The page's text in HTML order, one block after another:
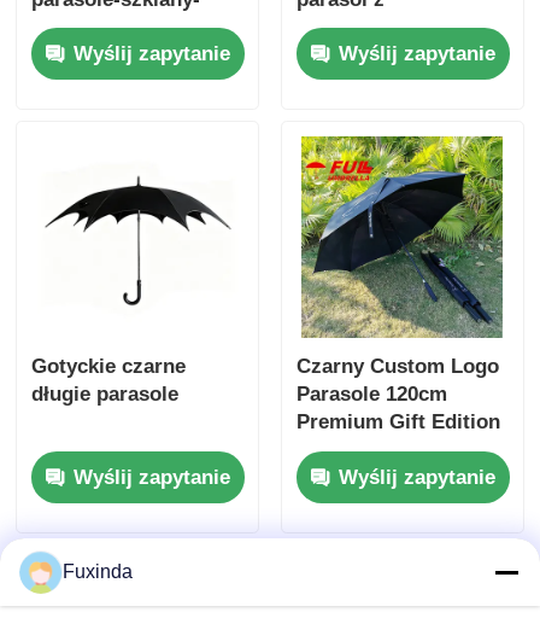
ramy-automatyczne-
promocyjne-parasole
Wyślij zapytanie
zaokrąglonym
uchwytem
Wyślij zapytanie
Gotyckie czarne
długie parasole
Wyślij zapytanie
Czarny Custom Logo
Parasole 120cm
Premium Gift Edition
Wyślij zapytanie
Fuxinda